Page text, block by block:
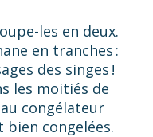
les en deux.
en tranches :
des singes !
les moitiés de
congélateur
bien congelées.